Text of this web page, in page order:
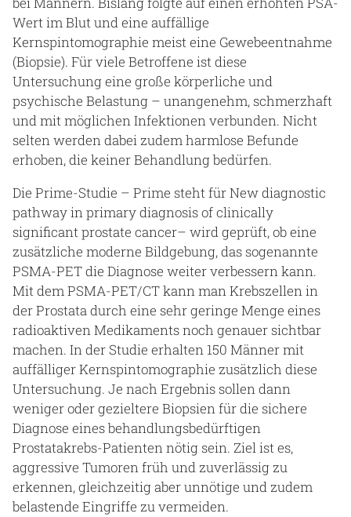
Wert im Blut und eine auffällige
Kernspintomographie meist eine Gewebeentnahme
(Biopsie). Für viele Betroffene ist diese
Untersuchung eine große körperliche und
psychische Belastung – unangenehm, schmerzhaft
und mit möglichen Infektionen verbunden. Nicht
selten werden dabei zudem harmlose Befunde
erhoben, die keiner Behandlung bedürfen.
Die Prime-Studie – Prime steht für New diagnostic
pathway in primary diagnosis of clinically
significant prostate cancer– wird geprüft, ob eine
zusätzliche moderne Bildgebung, das sogenannte
PSMA-PET die Diagnose weiter verbessern kann.
Mit dem PSMA-PET/CT kann man Krebszellen in
der Prostata durch eine sehr geringe Menge eines
radioaktiven Medikaments noch genauer sichtbar
machen. In der Studie erhalten 150 Männer mit
auffälliger Kernspintomographie zusätzlich diese
Untersuchung. Je nach Ergebnis sollen dann
weniger oder gezieltere Biopsien für die sichere
Diagnose eines behandlungsbedürftigen
Prostatakrebs-Patienten nötig sein. Ziel ist es,
aggressive Tumoren früh und zuverlässig zu
erkennen, gleichzeitig aber unnötige und zudem
belastende Eingriffe zu vermeiden.